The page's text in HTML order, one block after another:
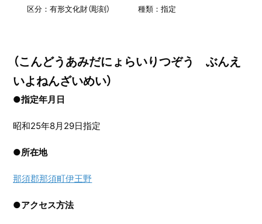
区分：有形文化財（彫刻）
種類：指定
（こんどうあみだにょらいりつぞう ぶんえ
いよねんざいめい）
●指定年月日
昭和25年8月29日指定
●所在地
那須郡那須町伊王野
●アクセス方法